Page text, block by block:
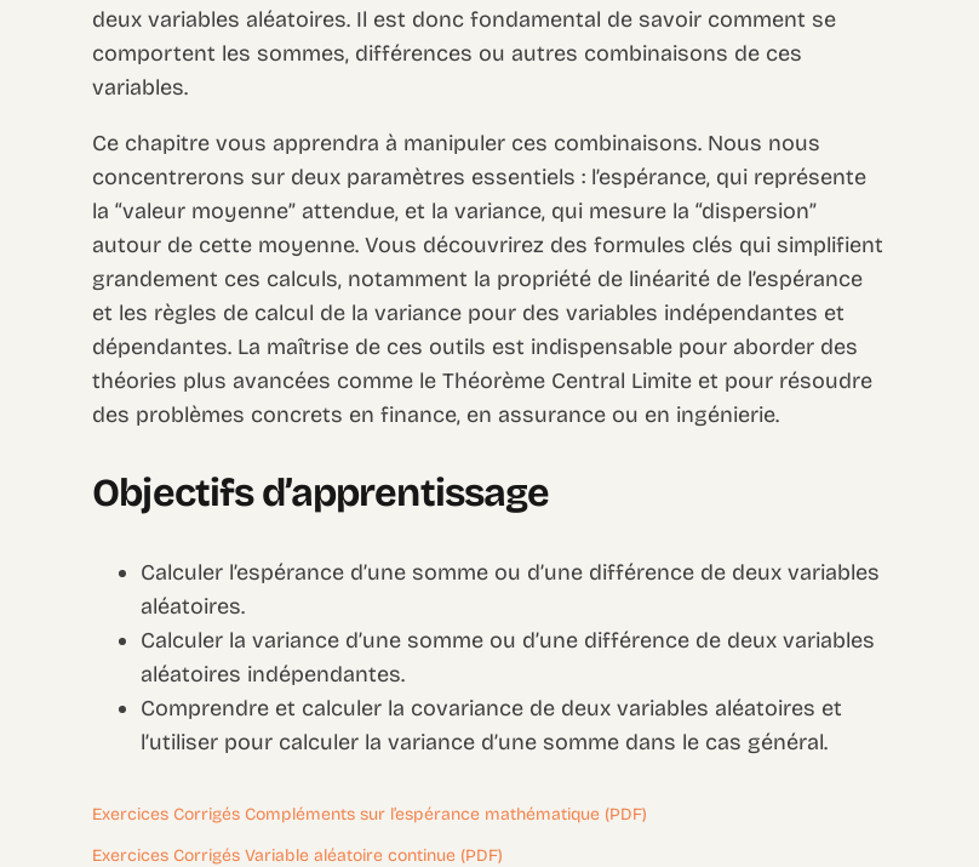
deux variables aléatoires. Il est donc fondamental de savoir comment se
comportent les sommes, différences ou autres combinaisons de ces
variables.
Ce chapitre vous apprendra à manipuler ces combinaisons. Nous nous
concentrerons sur deux paramètres essentiels : l’espérance, qui représente
la “valeur moyenne” attendue, et la variance, qui mesure la “dispersion”
autour de cette moyenne. Vous découvrirez des formules clés qui simplifient
grandement ces calculs, notamment la propriété de linéarité de l’espérance
et les règles de calcul de la variance pour des variables indépendantes et
dépendantes. La maîtrise de ces outils est indispensable pour aborder des
théories plus avancées comme le Théorème Central Limite et pour résoudre
des problèmes concrets en finance, en assurance ou en ingénierie.
Objectifs d’apprentissage
Calculer l’espérance d’une somme ou d’une différence de deux variables
aléatoires.
Calculer la variance d’une somme ou d’une différence de deux variables
aléatoires indépendantes.
Comprendre et calculer la covariance de deux variables aléatoires et
l’utiliser pour calculer la variance d’une somme dans le cas général.
Exercices Corrigés Compléments sur l’espérance mathématique (PDF)
Exercices Corrigés Variable aléatoire continue (PDF)